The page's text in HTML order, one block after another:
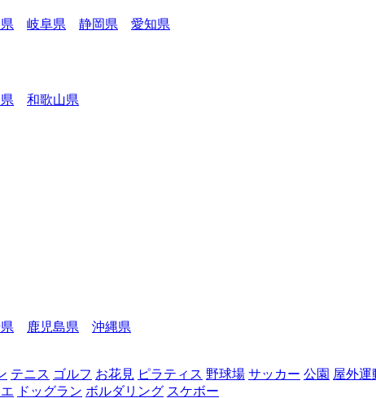
岐阜県 静岡県 愛知県
和歌山県
鹿児島県
沖縄県
テニス ゴルフ お花見 ピラティス 野球場 サッカー 公園 屋外運
ドッグラン ボルダリング スケボー